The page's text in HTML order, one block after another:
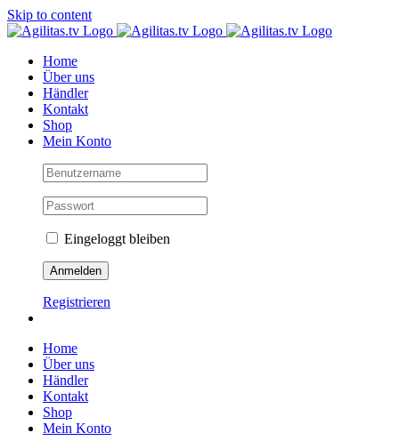
Skip to content
Home
Über uns
Händler
Kontakt
Shop
Mein Konto
Eingeloggt bleiben
Registrieren
Home
Über uns
Händler
Kontakt
Shop
Mein Konto